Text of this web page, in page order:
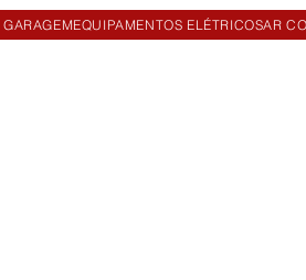
EQUIPAMENTOS ELÉTRICOSAR